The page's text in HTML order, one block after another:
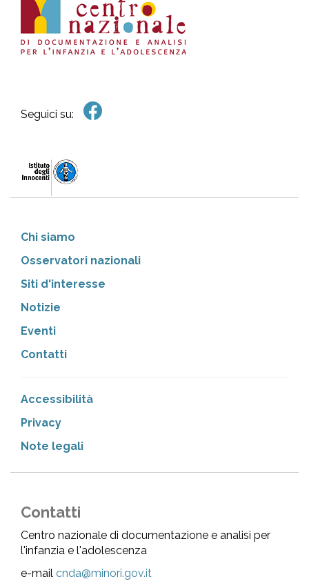
Seguici su:
Chi siamo
Osservatori nazionali
Siti d'interesse
Notizie
Eventi
Contatti
Accessibilità
Privacy
Note legali
Contatti
Centro nazionale di documentazione e analisi per
l'infanzia e l'adolescenza
e-mail cnda@minori.gov.it